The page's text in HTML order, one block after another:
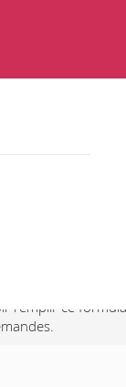
remplir ce